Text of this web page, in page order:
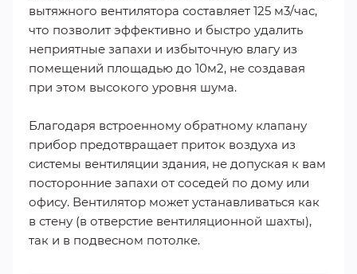
вытяжного вентилятора составляет 125 м3/час,
что позволит эффективно и быстро удалить
неприятные запахи и избыточную влагу из
помещений площадью до 10м2, не создавая
при этом высокого уровня шума.
Благодаря встроенному обратному клапану
прибор предотвращает приток воздуха из
системы вентиляции здания, не допуская к вам
посторонние запахи от соседей по дому или
офису. Вентилятор может устанавливаться как
в стену (в отверстие вентиляционной шахты),
так и в подвесном потолке.